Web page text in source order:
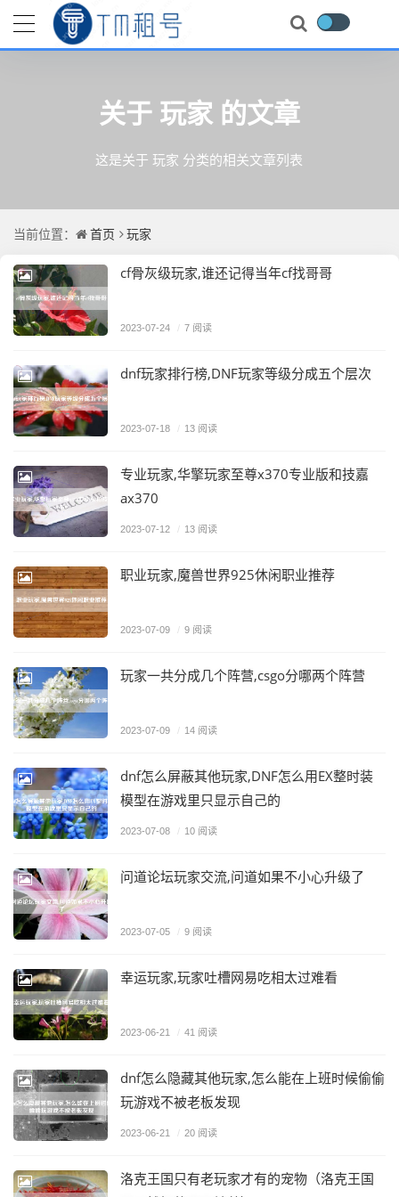
关于 玩家 的文章
这是关于 玩家 分类的相关文章列表
当前位置： 首页 玩家
cf骨灰级玩家,谁还记得当年cf找哥哥
2023-07-24 / 7 阅读
dnf玩家排行榜,DNF玩家等级分成五个层次
2023-07-18 / 13 阅读
专业玩家,华擎玩家至尊x370专业版和技嘉
ax370
2023-07-12 / 13 阅读
职业玩家,魔兽世界925休闲职业推荐
2023-07-09 / 9 阅读
玩家一共分成几个阵营,csgo分哪两个阵营
2023-07-09 / 14 阅读
dnf怎么屏蔽其他玩家,DNF怎么用EX整时装
模型在游戏里只显示自己的
2023-07-08 / 10 阅读
问道论坛玩家交流,问道如果不小心升级了
2023-07-05 / 9 阅读
幸运玩家,玩家吐槽网易吃相太过难看
2023-06-21 / 41 阅读
dnf怎么隐藏其他玩家,怎么能在上班时候偷偷
玩游戏不被老板发现
2023-06-21 / 20 阅读
洛克王国只有老玩家才有的宠物（洛克王国